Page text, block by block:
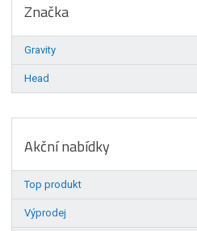
Značka
Gravity
Head
Akční nabídky
Top produkt
Výprodej